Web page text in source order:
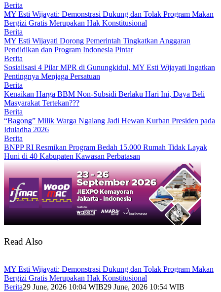
Berita
MY Esti Wijayati: Demonstrasi Dukung dan Tolak Program Makan
Bergizi Gratis Merupakan Hak Konstitusional
Berita
MY Esti Wijayati Dorong Pemerintah Tingkatkan Anggaran
Pendidikan dan Program Indonesia Pintar
Berita
Sosialisasi 4 Pilar MPR di Gunungkidul, MY Esti Wijayati Ingatkan
Pentingnya Menjaga Persatuan
Berita
Kenaikan Harga BBM Non-Subsidi Berlaku Hari Ini, Daya Beli
Masyarakat Tertekan???
Berita
“Bagong” Milik Warga Ngalang Jadi Hewan Kurban Presiden pada
Iduladha 2026
Berita
BNPP RI Resmikan Program Bedah 15.000 Rumah Tidak Layak
Huni di 40 Kabupaten Kawasan Perbatasan
Read Also
MY Esti Wijayati: Demonstrasi Dukung dan Tolak Program Makan
Bergizi Gratis Merupakan Hak Konstitusional
Berita29 June, 2026 10:04 WIB29 June, 2026 10:54 WIB